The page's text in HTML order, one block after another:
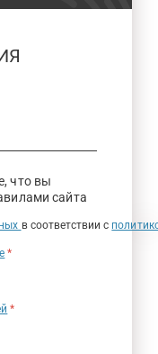
что вы
сайта
в соответствии с
*
*